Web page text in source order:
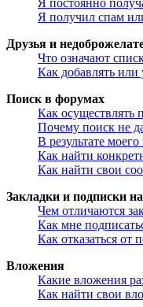
Я постоянно
Я получил спам
Друзья и
Что означают
Как добавлять или
Поиск в форумах
Как осуществлять
Почему поиск не
В результате
Как найти
Как найти свои
Закладки и подписки
Чем отличаются
Как мне
Как отказаться от
Вложения
Какие вложения
Как найти свои